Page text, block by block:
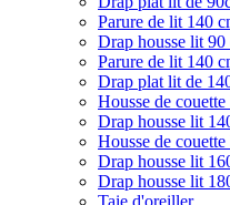
Parure de lit 140
Drap housse lit 90
Parure de lit 140
Drap plat lit de
Housse de
Drap housse lit
Housse de
Drap housse lit
Drap housse lit
Taie d'oreiller